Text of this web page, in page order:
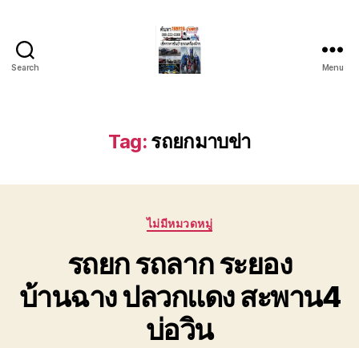
Search
ลาก
รถ
ชลบุรี
ชั่วโมง
0802220366
Menu
Tag: รถยกมาบข่า
Categories
ไม่มีหมวดหมู่
รถยก รถลาก ระยอง
บ้านฉาง ปลวกแดง สะพาน4
บ่อวิน